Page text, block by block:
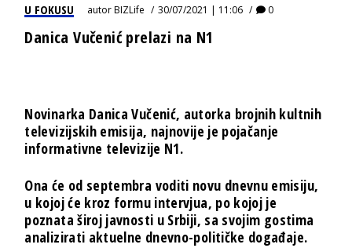
U FOKUSU autorBIZLife 30/07/2021 | 11:06 0
Danica Vučenić prelazi na N1
Novinarka Danica Vučenić, autorka brojnih kultnih
televizijskih emisija, najnovije je pojačanje
informativne televizije N1.
Ona će od septembra voditi novu dnevnu emisiju,
u kojoj će kroz formu intervjua, po kojoj je
poznata široj javnosti u Srbiji, sa svojim gostima
analizirati aktuelne dnevno-političke događaje.